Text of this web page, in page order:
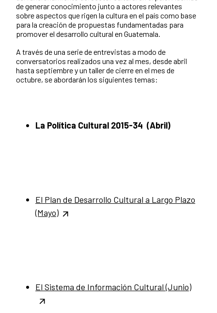
de generar conocimiento junto a actores relevantes
sobre aspectos que rigen la cultura en el país como base
para la creación de propuestas fundamentadas para
promover el desarrollo cultural en Guatemala.
A través de una serie de entrevistas a modo de
conversatorios realizados una vez al mes, desde abril
hasta septiembre y un taller de cierre en el mes de
octubre, se abordarán los siguientes temas:
La Política Cultural 2015-34 (Abril)
El Plan de Desarrollo Cultural a Largo Plazo
(Mayo)
El Sistema de Información Cultural (Junio)